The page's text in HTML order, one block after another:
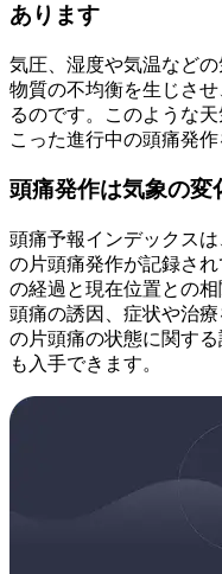
あります
気圧、湿度や気温など
物質の不均衡を生じさ
るのです。このような
こった進行中の頭痛発
頭痛発作は気象の変
頭痛予報インデックス
の片頭痛発作が記録さ
の経過と現在位置との
頭痛の誘因、症状や治
の片頭痛の状態に関す
も入手できます。